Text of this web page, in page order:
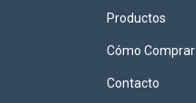
Productos
Cómo Comprar
Contacto